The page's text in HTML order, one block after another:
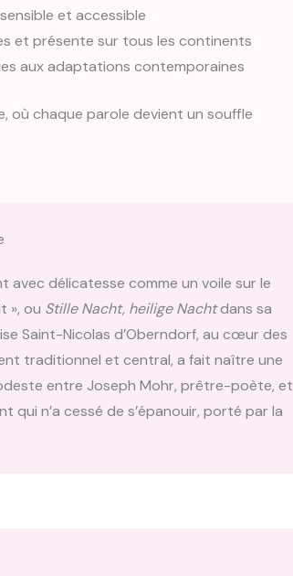
et accessible
et présente sur tous les continents
aux adaptations contemporaines
où chaque parole devient un souffle
avec délicatesse comme un voile sur le
», ou Stille Nacht, heilige Nachtdans sa
Saint-Nicolas d’Oberndorf, au cœur des
traditionnel et central, a fait naître une
entre Joseph Mohr, prêtre-poète, et
qui n’a cessé de s’épanouir, porté par la